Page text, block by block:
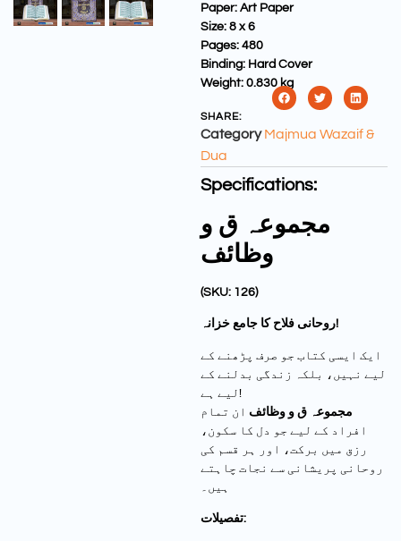
Paper: Art Paper
Size: 8 x 6
Pages: 480
Binding: Hard Cover
Weight: 0.830 kg
SHARE:
Category Majmua Wazaif &
Dua
Specifications:
مجموعہ ق و
وظائف
(SKU: 126)
روحانی فلاح کا جامع خزانہ!
ایک ایسی کتاب جو صرف پڑھنے کے
لیے نہیں، بلکہ زندگی بدلنے کے
لیے ہے!
مجموعہ ق و وظائف ان تمام
افراد کے لیے جو دل کا سکون،
رزق میں برکت، اور ہر قسم کی
روحانی پریشانی سے نجات چاہتے
ہیں۔
تفصیلات: